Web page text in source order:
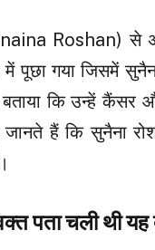
Roshan) से
में पूछा गया जिसमें
बताया कि उन्हें
जानते हैं कि सुनैना
पता चली थी यह